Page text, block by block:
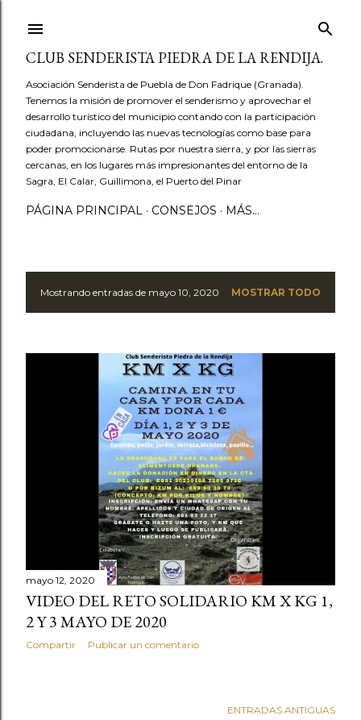
CLUB SENDERISTA PIEDRA DE LA RENDIJA.
Asociación Senderista de Puebla de Don Fadrique (Granada).
Tenemos la misión de promover el senderismo y aprovechar el
desarrollo turístico del municipio contando con la participación
ciudadana, incluyendo las nuevas tecnologías como base para
poder promocionarse. Rutas por nuestra sierra, y por las sierras
cercanas, en los lugares más impresionantes del entorno de la
Sagra, El Calar, Guillimona, el Puerto del Pinar
PÁGINA PRINCIPAL CONSEJOS MÁS…
EMostrando entradas de mayo 10, 2020 MOSTRAR TODO
mayo 12, 2020
VIDEO DEL RETO SOLIDARIO KM X KG 1,
2 Y 3 MAYO DE 2020
Compartir Publicar un comentario
ENTRADAS ANTIGUAS